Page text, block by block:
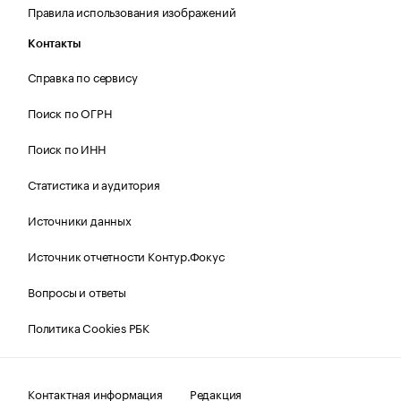
Правила использования изображений
Контакты
Справка по сервису
Поиск по ОГРН
Поиск по ИНН
Статистика и аудитория
Источники данных
Источник отчетности Контур.Фокус
Вопросы и ответы
Политика Cookies РБК
Контактная информация Редакция